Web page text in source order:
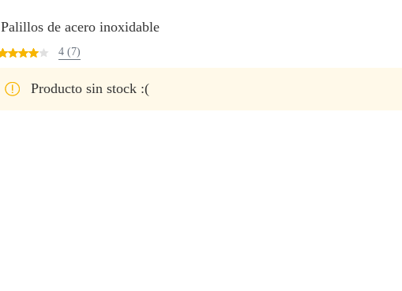
Palillos de acero inoxidable
4 (7)
Producto sin stock :(